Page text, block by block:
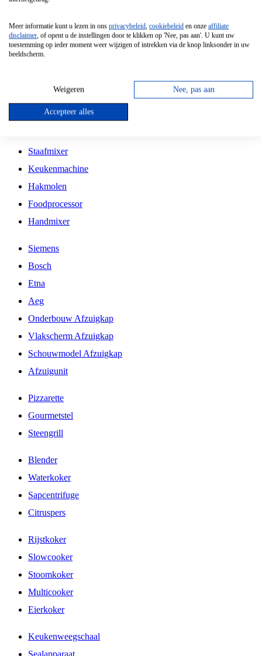
Vrijstaande Magnetron
Vrijstaande Kookplaat
Inbouw Gaskookplaat
Inbouw Keramische Kookplaat
Kookplaat Accessoires
Staafmixer
Keukenmachine
Hakmolen
Foodprocessor
Handmixer
Siemens
Bosch
Etna
Aeg
Onderbouw Afzuigkap
Vlakscherm Afzuigkap
Schouwmodel Afzuigkap
Afzuigunit
Pizzarette
Gourmetstel
Steengrill
Blender
Waterkoker
Sapcentrifuge
Citruspers
Rijstkoker
Slowcooker
Stoomkoker
Multicooker
Eierkoker
Keukenweegschaal
Sealapparaat
Meer informatie kunt u lezen in ons privacybeleid, cookiebeleid en onze affiliate
disclaimer, of opent u de instellingen door te klikken op 'Nee, pas aan'. U kunt uw
toestemming op ieder moment weer wijzigen of intrekken via de knop linksonder in uw
beeldscherm.
Weigeren Nee, pas aan
Accepteer alles